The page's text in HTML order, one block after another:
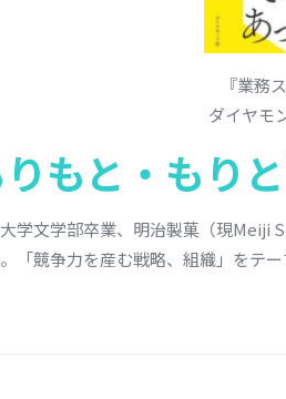
『業務
ダイヤモ
もと・もり
学文学部卒業、明治製菓（現Meiji
「競争力を産む戦略、組織」をテ